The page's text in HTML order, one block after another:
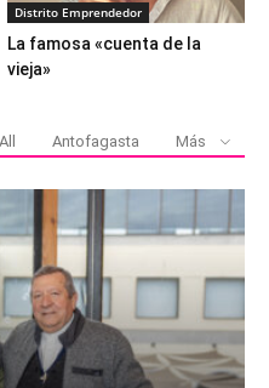
Distrito Emprendedor
La famosa «cuenta de la
vieja»
All Antofagasta Más